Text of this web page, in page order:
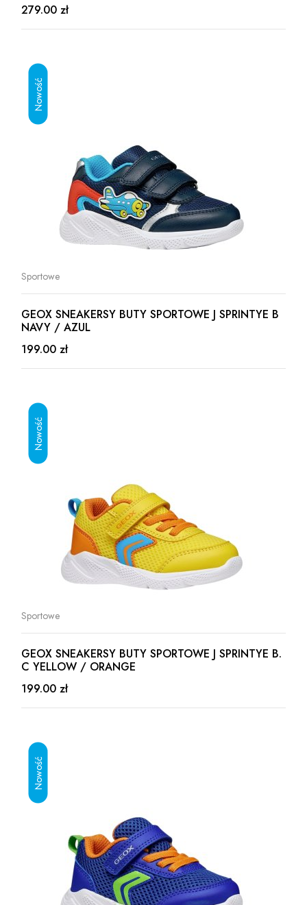
279.00 zł
Sportowe
GEOX SNEAKERSY BUTY SPORTOWE J SPRINTYE B
NAVY / AZUL
199.00 zł
Sportowe
GEOX SNEAKERSY BUTY SPORTOWE J SPRINTYE B.
C YELLOW / ORANGE
199.00 zł